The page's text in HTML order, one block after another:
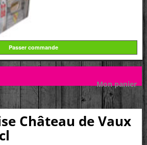
Passer commande
Mon panier
Château de Vaux